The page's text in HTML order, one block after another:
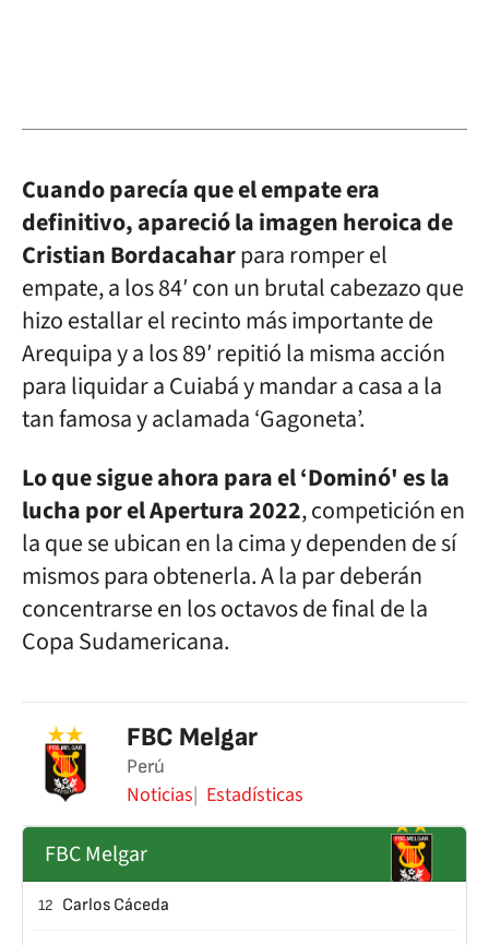
Cuando parecía que el empate era
definitivo, apareció la imagen heroica de
Cristian Bordacaharpara romper el
empate, a los 84′ con un brutal cabezazo que
hizo estallar el recinto más importante de
Arequipa y a los 89′ repitió la misma acción
para liquidar a Cuiabá y mandar a casa a la
tan famosa y aclamada ‘Gagoneta’.
Lo que sigue ahora para el ‘Dominó' es la
lucha por el Apertura 2022, competición en
la que se ubican en la cima y dependen de sí
mismos para obtenerla. A la par deberán
concentrarse en los octavos de final de la
Copa Sudamericana.
FBC Melgar
Perú
Noticias Estadísticas
FBC Melgar
12 Carlos Cáceda